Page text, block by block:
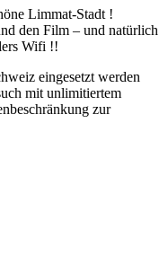
Limmat-Stadt !
den Film – und natürlich
Wifi !!
eingesetzt werden
mit unlimitiertem
zur